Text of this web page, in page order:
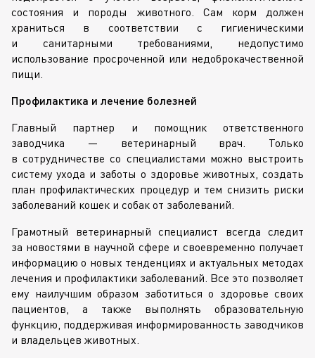
состояния и породы животного. Сам корм должен
храниться в соответствии с гигиеническими
и санитарными требованиями, недопустимо
использование просроченной или недоброкачественной
пищи.
Профилактика и лечение болезней
Главный партнер и помощник ответственного
заводчика — ветеринарный врач. Только
в сотрудничестве со специалистами можно выстроить
систему ухода и заботы о здоровье животных, создать
план профилактических процедур и тем снизить риски
заболеваний кошек и собак от заболеваний.
Грамотный ветеринарный специалист всегда следит
за новостями в научной сфере и своевременно получает
информацию о новых тенденциях и актуальных методах
лечения и профилактики заболеваний. Все это позволяет
ему наилучшим образом заботиться о здоровье своих
пациентов, а также выполнять образовательную
функцию, поддерживая информированность заводчиков
и владельцев животных.